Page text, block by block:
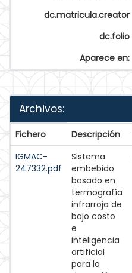
dc.matricula.creator
dc.folio
Aparece en:
Archivos:
Fichero Descripción
IGMAC-
247332.pdf
Sistema
embebido
basado en
termografía
infrarroja de
bajo costo
e
inteligencia
artificial
para la